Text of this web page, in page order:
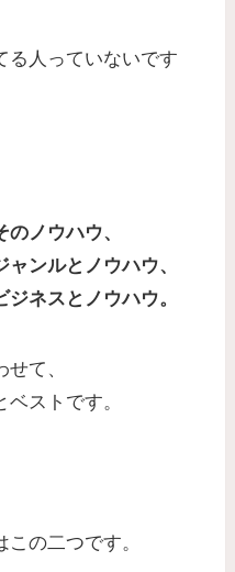
る人っていないです
ノウハウ、
ンルとノウハウ、
ネスとノウハウ。
て、
ストです。
の二つです。